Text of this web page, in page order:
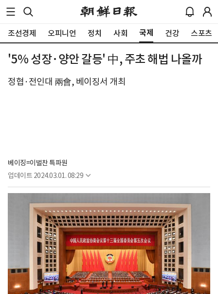
조선경제 오피니언 정치 사회 국제 건강 스포츠
'5% 성장·양안 갈등' 中, 주초 해법 나올까
정협·전인대 兩會, 베이징서 개최
베이징=이벌찬 특파원
업데이트 2024.03.01. 08:29